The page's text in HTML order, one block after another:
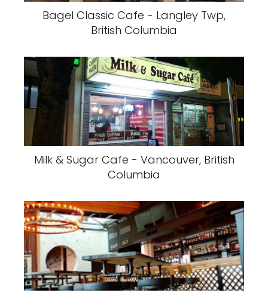
Bagel Classic Cafe - Langley Twp,
British Columbia
Milk & Sugar Cafe - Vancouver, British
Columbia